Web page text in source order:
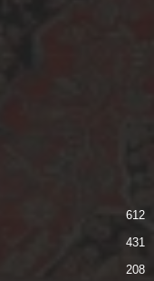
612
431
208